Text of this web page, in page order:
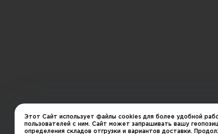
Этот Сайт использует файлы cookies для более удобной
пользователей с ним. Сайт может запрашивать вашу
определения складов отгрузки и вариантов доставки.